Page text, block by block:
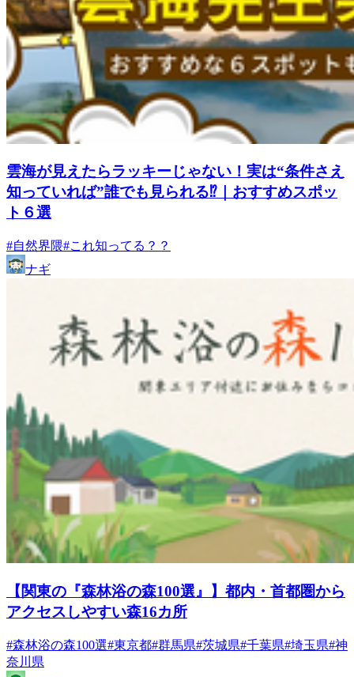
雲海が見えたらラッキーじゃない！実は“条件さえ
知っていれば”誰でも見られる⁉｜おすすめスポッ
ト６選
#自然界隈#これ知ってる？？
ナギ
【関東の『森林浴の森100選』】都内・首都圏から
アクセスしやすい森16カ所
#森林浴の森100選#東京都#群馬県#茨城県#千葉県#埼玉県#神
奈川県